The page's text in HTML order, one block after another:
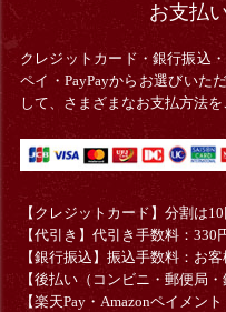
お支払
クレジットカード・銀行振込・
ペイ・PayPayからお選びいた
して、さまざまなお支払方法を
【クレジットカード】分割は
【代引き】代引き手数料：330
【銀行振込】振込手数料：お
【後払い（コンビニ・郵便局
【楽天Pay・Amazonペイメント